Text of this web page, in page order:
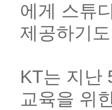
에게 스튜
제공하기
KT는 지난
교육을 위